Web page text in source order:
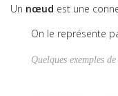
Un nœud est une
On le représente
Quelques exemples
Analyse fonctionnelle
Chaîne
Acquérir